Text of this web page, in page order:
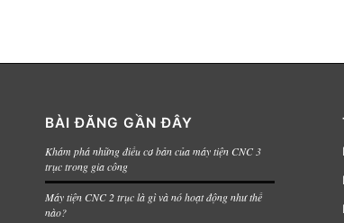
BÀI ĐĂNG GẦN ĐÂY
Khám phá những điều cơ bản của máy tiện CNC 3
trục trong gia công
Máy tiện CNC 2 trục là gì và nó hoạt động như thế
nào?